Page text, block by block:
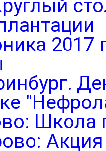
2017
Школа